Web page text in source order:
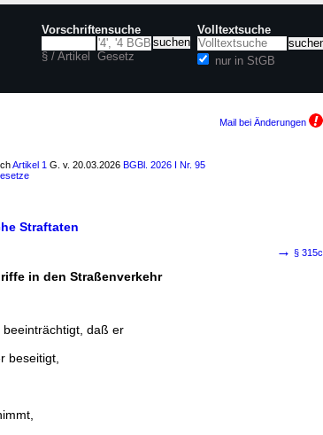
Vorschriftensuche
§ / Artikel Gesetz
Volltextsuche
nur in StGB
Mail bei Änderungen
Artikel 1 G. v. 20.03.2026 BGBl. 2026 I Nr. 95
Straftaten
→ § 315c
in den Straßenverkehr
daß er
beseitigt,